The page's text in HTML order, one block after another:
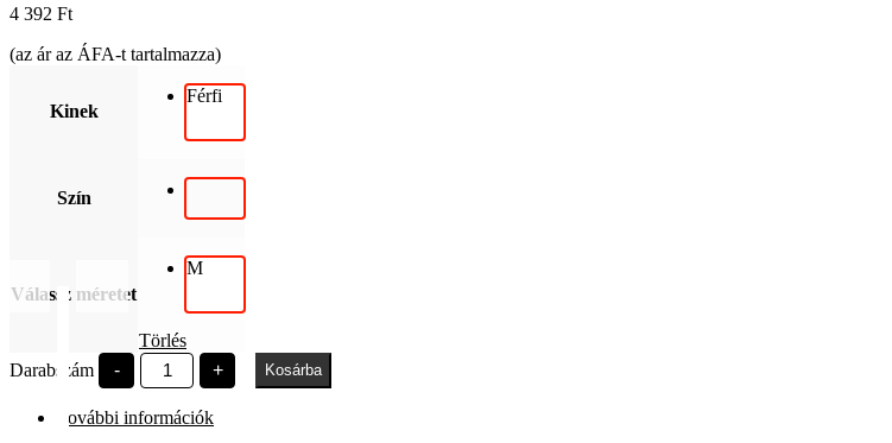
4 392 Ft
(az ár az ÁFA-t tartalmazza)
Kinek
Férfi
Szín
Válassz méretet
M
Törlés
Darabszám
-
PE
Est
mennyiség
+ Kosárba
További információk